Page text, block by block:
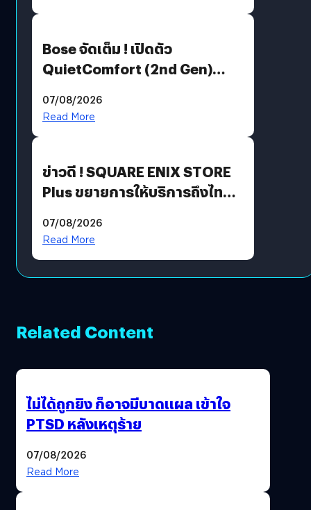
Bose จัดเต็ม ! เปิดตัว
QuietComfort (2nd Gen)
07/08/2026
Read More
ข่าวดี ! SQUARE ENIX STORE
Plus ขยายการให้บริการถึงไทย
โดยตรง
07/08/2026
Read More
Related Content
ไม่ได้ถูกยิง ก็อาจมีบาดแผล เข้าใจ
PTSD หลังเหตุร้าย
07/08/2026
Read More